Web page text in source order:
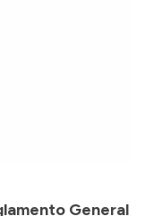
General